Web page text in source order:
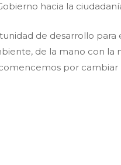
hacia la
de desarrollo
de la mano con la
por